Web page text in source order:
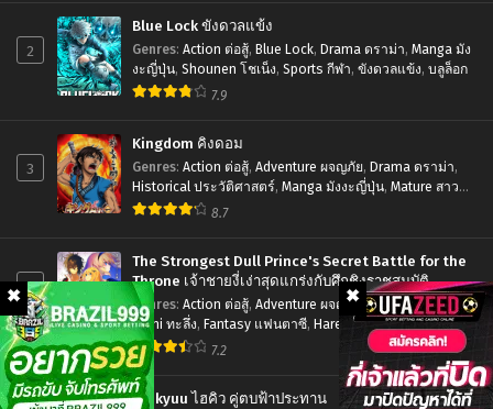
Testament
น้อง
ของ
มาร
ตอน
ที่1-
12
ซับ
2
Blue Lock ขังดวลแข้ง
Genres: Action ต่อสู้, Blue Lock, Drama ดราม่า, Manga มัง
งะญี่ปุ่น, Shounen โชเน็ง, Sports กีฬา, ขังดวลแข้ง, บลูล็อก
7.9
3
Kingdom คิงดอม
Genres: Action ต่อสู้, Adventure ผจญภัย, Drama ดราม่า,
Historical ประวัติศาสตร์, Manga มังงะญี่ปุ่น, Mature สาว
ใหญ่,Seinen เซเน็ง
8.7
4
The Strongest Dull Prince's Secret Battle for the
Throne เจ้าชายงี่เง่าสุดแกร่งกับศึกชิงราชสมบัติ
Genres: Action ต่อสู้, Adventure ผจญภัย ,Drama ดราม่า,
Ecchi ทะลึ่ง, Fantasy แฟนตาซี, Harem ฮาเร็ม,Manga มังงะ
ญี่ปุ่น,Romance โรแมนติก Seinen เซเน็ง
7.2
Haikyuu ไฮคิว คู่ตบฟ้าประทาน